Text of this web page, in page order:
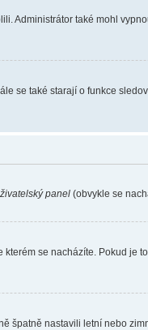
Administrátor také mohl
se také starají o funkce
panel (obvykle se
se nacházíte. Pokud
nastavili letní nebo